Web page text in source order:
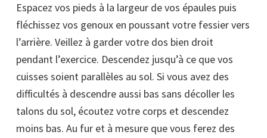
Espacez vos pieds à la largeur de vos épaules puis
fléchissez vos genoux en poussant votre fessier vers
l’arrière. Veillez à garder votre dos bien droit
pendant l’exercice. Descendez jusqu’à ce que vos
cuisses soient parallèles au sol. Si vous avez des
difficultés à descendre aussi bas sans décoller les
talons du sol, écoutez votre corps et descendez
moins bas. Au fur et à mesure que vous ferez des